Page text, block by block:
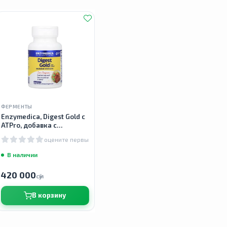
ФЕРМЕНТЫ
Enzymedica, Digest Gold с
ATPro, добавка с
ферментами, 45 капсул
оцените первым
В наличии
420 000сӯм
В корзину